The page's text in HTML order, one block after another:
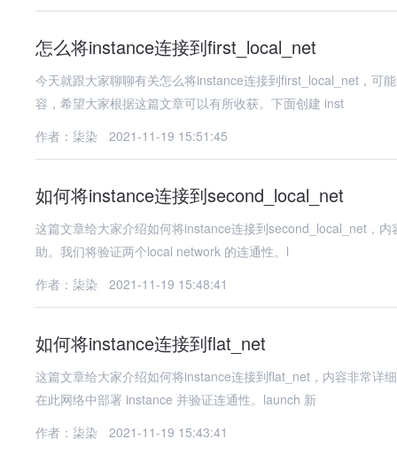
怎么将instance连接到first_local_net
今天就跟大家聊聊有关怎么将instance连接到first_local_net，可
容，希望大家根据这篇文章可以有所收获。下面创建 inst
作者：柒染
2021-11-19 15:51:45
如何将instance连接到second_local_net
这篇文章给大家介绍如何将instance连接到second_local_net，
助。我们将验证两个local network 的连通性。l
作者：柒染
2021-11-19 15:48:41
如何将instance连接到flat_net
这篇文章给大家介绍如何将instance连接到flat_net，内容非常详
在此网络中部署 instance 并验证连通性。launch 新
作者：柒染
2021-11-19 15:43:41